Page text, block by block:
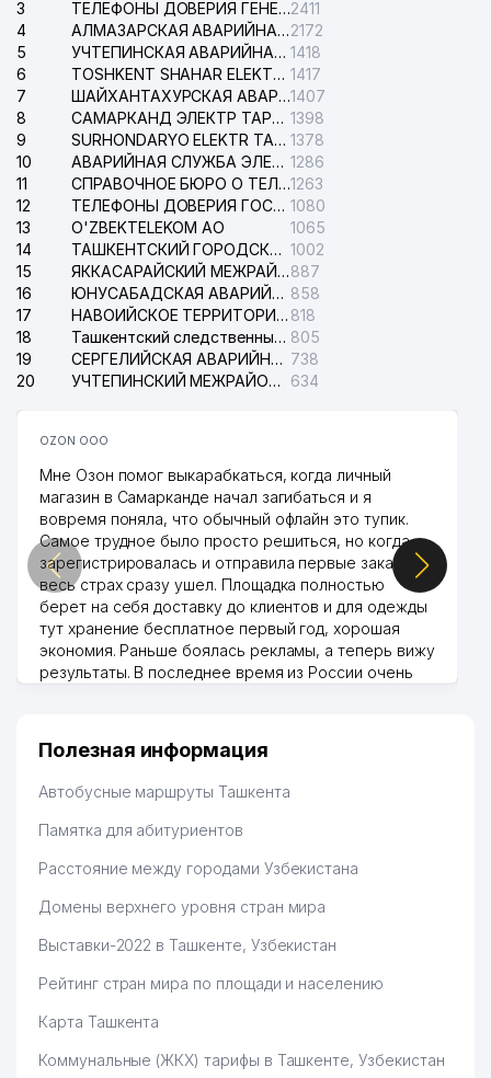
3 ТЕЛЕФОНЫ ДОВЕРИЯ ГЕНЕРАЛЬНОЙ ПРОКУРАТУРЫ РЕСПУБЛИКИ УЗБЕКИСТАН2411
4
АЛМАЗАРСКАЯ АВАРИЙНАЯ СЛУЖБА ЭЛЕКТРОСЕТИ2172
5
УЧТЕПИНСКАЯ АВАРИЙНАЯ СЛУЖБА ЭЛЕКТРОСЕТИ 1418
6
TOSHKENT SHAHAR ELEKTR TARMOQLARI KORXONASI АО 1417
7
ШАЙХАНТАХУРСКАЯ АВАРИЙНАЯ СЛУЖБА ЭЛЕКТРОСЕТИ1407
8
САМАРКАНД ЭЛЕКТР ТАРМОКЛАРИ АО 1398
9
SURHONDARYO ELEKTR TARMOKLARI АО 1378
10
АВАРИЙНАЯ СЛУЖБА ЭЛЕКТРОСЕТИ ТАШКЕНТСКОГО РАЙОНА 1286
11
СПРАВОЧНОЕ БЮРО О ТЕЛЕФОНАХ ОРГАНИЗАЦИЙ г. ТАШКЕНТА1263
12
ТЕЛЕФОНЫ ДОВЕРИЯ ГОСУДАРСТВЕННОГО ЦЕНТРА ТЕСТИРОВАНИЯ 1080
13
O'ZBEKTELEKOM АО
1065
14
ТАШКЕНТСКИЙ ГОРОДСКОЙ СУД ПО ГРАЖДАНСКИМ ДЕЛАМ 1002
15
ЯККАСАРАЙСКИЙ МЕЖРАЙОННЫЙ СУД ПО ГРАЖДАНСКИМ ДЕЛАМ887
16
ЮНУСАБАДСКАЯ АВАРИЙНАЯ СЛУЖБА ЭЛЕКТРОСЕТИ 858
17
НАВОИЙСКОЕ ТЕРРИТОРИАЛЬНОЕ ПРЕДПРИЯТИЕ ЭЛЕКТРОСЕТИ АО 818
18
Ташкентский следственный изолятор 805
19
СЕРГЕЛИЙСКАЯ АВАРИЙНАЯ СЛУЖБА ЭЛЕКТРОСЕТИ 738
20
УЧТЕПИНСКИЙ МЕЖРАЙОННЫЙ СУД ПО ГРАЖДАНСКИМ ДЕЛАМ 634
OZON ООО
Мне Озон помог выкарабкаться, когда личный
магазин в Самарканде начал загибаться и я
вовремя поняла, что обычный офлайн это тупик.
Самое трудное было просто решиться, но когда
зарегистрировалась и отправила первые заказы,
весь страх сразу ушел. Площадка полностью
берет на себя доставку до клиентов и для одежды
тут хранение бесплатное первый год, хорошая
экономия. Раньше боялась рекламы, а теперь вижу
результаты. В последнее время из России очень
Hamida 03.08.2026 12:45:39
Полезная информация
Автобусные маршруты Ташкента
Памятка для абитуриентов
Расстояние между городами Узбекистана
Домены верхнего уровня стран мира
Выставки-2022 в Ташкенте, Узбекистан
Рейтинг стран мира по площади и населению
Карта Ташкента
Коммунальные (ЖКХ) тарифы в Ташкенте, Узбекистан